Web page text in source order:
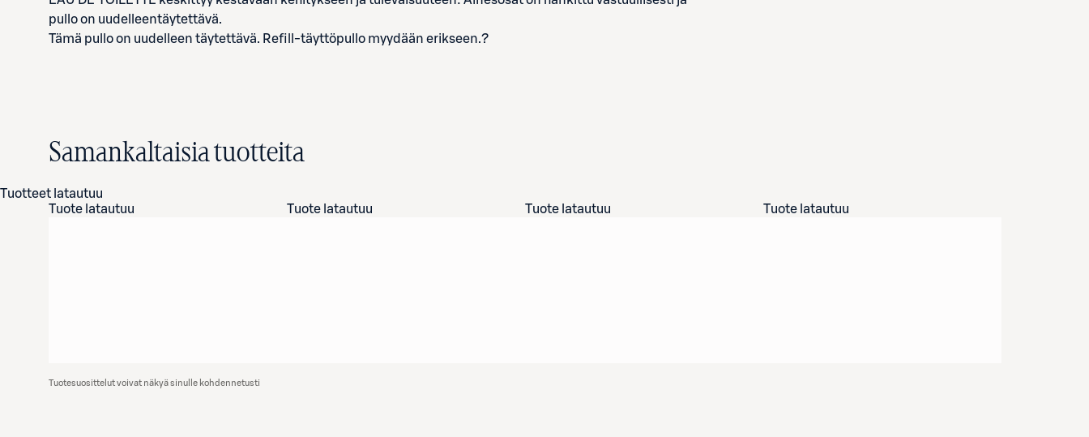
pullo on uudelleentäytettävä.
Tämä pullo on uudelleen täytettävä. Refill-täyttöpullo myydään erikseen.?
Samankaltaisia tuotteita
Tuotteet latautuu
Tuote latautuu
Tuote latautuu Tuote latautuu Tuote latautuu
Tuotesuosittelut voivat näkyä sinulle kohdennetusti